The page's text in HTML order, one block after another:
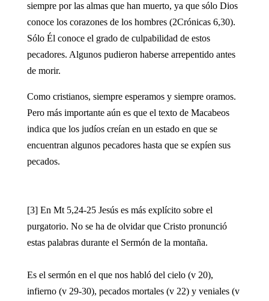
siempre por las almas que han muerto, ya que sólo Dios
conoce los corazones de los hombres (2Crónicas 6,30).
Sólo Él conoce el grado de culpabilidad de estos
pecadores. Algunos pudieron haberse arrepentido antes
de morir.
Como cristianos, siempre esperamos y siempre oramos.
Pero más importante aún es que el texto de Macabeos
indica que los judíos creían en un estado en que se
encuentran algunos pecadores hasta que se expíen sus
pecados.
[3] En Mt 5,24-25 Jesús es más explícito sobre el
purgatorio. No se ha de olvidar que Cristo pronunció
estas palabras durante el Sermón de la montaña.
Es el sermón en el que nos habló del cielo (v 20),
infierno (v 29-30), pecados mortales (v 22) y veniales (v